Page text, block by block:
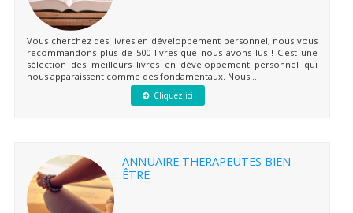
Vous cherchez des livres en développement personnel, nous vous
recommandons plus de 500 livres que nous avons lus ! C'est une
sélection des meilleurs livres en développement personnel qui
nous apparaissent comme des fondamentaux. Nous...
Cliquez ici
ANNUAIRE THERAPEUTES BIEN-
ÊTRE